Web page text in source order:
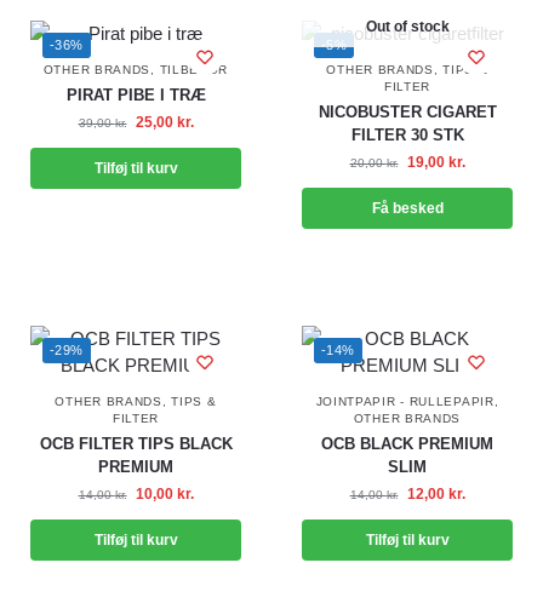
-36%
OTHER BRANDS TILBEHØR
PIRAT PIBE I TRÆ
39,00kr. 25,00 kr.
Tilføj til kurv
-5%
Out of stock
OTHER BRANDS ,TIPS &
FILTER
NICOBUSTER CIGARET
FILTER 30 STK
20,00kr. 19,00 kr.
Få besked
-29%
OTHER BRANDS ,TIPS &
FILTER
OCB FILTER TIPS BLACK
PREMIUM
14,00kr. 10,00 kr.
Tilføj til kurv
-14%
JOINTPAPIR - RULLEPAPIR
OTHER BRANDS
OCB BLACK PREMIUM
SLIM
14,00kr. 12,00 kr.
Tilføj til kurv